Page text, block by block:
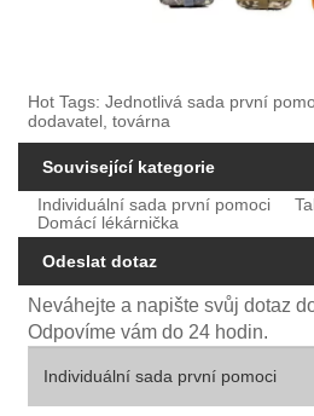
Hot Tags: Jednotlivá sada první
dodavatel, továrna
Související kategorie
Individuální sada první pomoci
Domácí lékárnička
Odeslat dotaz
Neváhejte a napište svůj dotaz
Odpovíme vám do 24 hodin.